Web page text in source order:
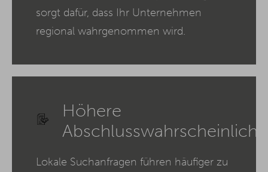
sorgt dafür, dass Ihr Unternehmen
regional wahrgenommen wird.
Höhere
Lokale Suchanfragen führen häufiger zu